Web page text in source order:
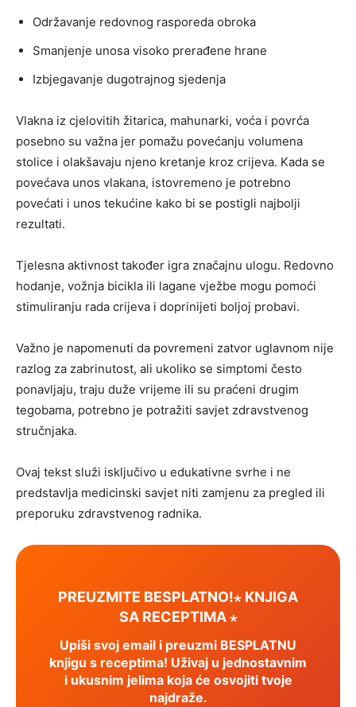
Održavanje redovnog rasporeda obroka
Smanjenje unosa visoko prerađene hrane
Izbjegavanje dugotrajnog sjedenja
Vlakna iz cjelovitih žitarica, mahunarki, voća i povrća
posebno su važna jer pomažu povećanju volumena
stolice i olakšavaju njeno kretanje kroz crijeva. Kada se
povećava unos vlakana, istovremeno je potrebno
povećati i unos tekućine kako bi se postigli najbolji
rezultati.
Tjelesna aktivnost također igra značajnu ulogu. Redovno
hodanje, vožnja bicikla ili lagane vježbe mogu pomoći
stimuliranju rada crijeva i doprinijeti boljoj probavi.
Važno je napomenuti da povremeni zatvor uglavnom nije
razlog za zabrinutost, ali ukoliko se simptomi često
ponavljaju, traju duže vrijeme ili su praćeni drugim
tegobama, potrebno je potražiti savjet zdravstvenog
stručnjaka.
Ovaj tekst služi isključivo u edukativne svrhe i ne
predstavlja medicinski savjet niti zamjenu za pregled ili
preporuku zdravstvenog radnika.
PREUZMITE BESPLATNO!⋆ KNJIGA
SA RECEPTIMA ⋆
Upiši svoj email i preuzmi BESPLATNU
knjigu s receptima! Uživaj u jednostavnim
i ukusnim jelima koja će osvojiti tvoje
najdraže.